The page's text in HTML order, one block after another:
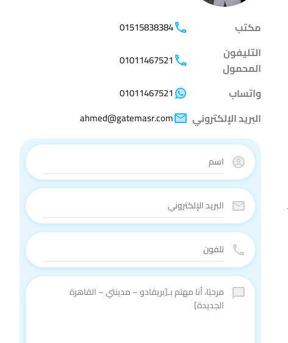
مكتب 01515838384
التليفون
المحمول
01011467521
واتساب 01011467521
البريد الإلكتروني ahmed@gatemasr.com